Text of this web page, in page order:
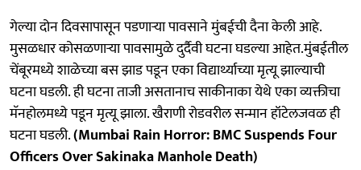
गेल्या दोन दिवसापासून पडणाऱ्या पावसाने मुंबईची दैना केली आहे.
मुसळधार कोसळणाऱ्या पावसामुळे दुर्दैवी घटना घडल्या आहेत.मुंबईतील
चेंबूरमध्ये शाळेच्या बस झाड पडून एका विद्यार्थ्याच्या मृत्यू झाल्याची
घटना घडली. ही घटना ताजी असतानाच साकीनाका येथे एका व्यक्तीचा
मॅनहोलमध्ये पडून मृत्यू झाला. खैराणी रोडवरील सन्मान हॉटेलजवळ ही
घटना घडली.(Mumbai Rain Horror: BMC Suspends Four
Officers Over Sakinaka Manhole Death)